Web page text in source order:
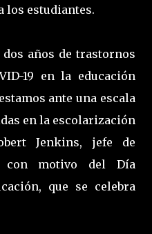
los estudiantes.
años de trastornos
19 en la educación
ante una escala
en la escolarización
Jenkins, jefe de
con motivo del Día
que se celebra